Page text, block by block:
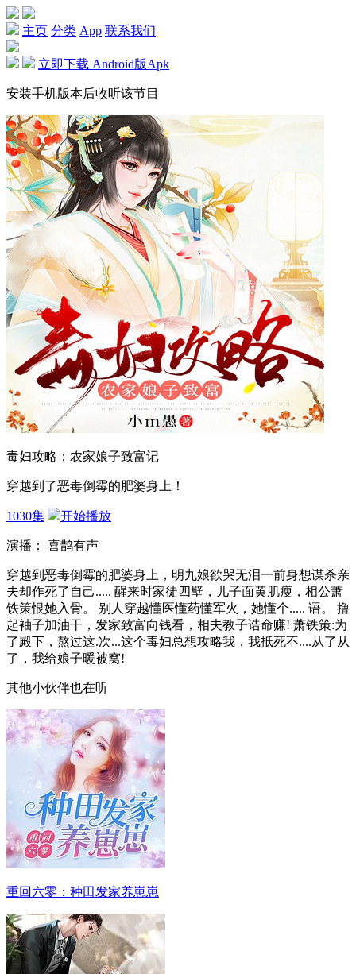
主页 分类 App 联系我们
立即下载 Android版Apk
安装手机版本后收听该节目
毒妇攻略：农家娘子致富记
穿越到了恶毒倒霉的肥婆身上！
1030集 开始播放
演播： 喜鹊有声
穿越到恶毒倒霉的肥婆身上，明九娘欲哭无泪一前身想谋杀亲
夫却作死了自己..... 醒来时家徒四壁，儿子面黄肌瘦，相公萧
铁策恨她入骨。 别人穿越懂医懂药懂军火，她懂个..... 语。 撸
起袖子加油干，发家致富向钱看，相夫教子诰命赚! 萧铁策:为
了殿下，熬过这.次...这个毒妇总想攻略我，我抵死不....从了从
了，我给娘子暖被窝!
其他小伙伴也在听
重回六零：种田发家养崽崽